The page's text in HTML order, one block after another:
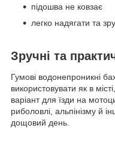
підошва не ковзає
легко надягати та
Зручні та
Гумові водонепроникні
використовувати як в
варіант для їзди на
риболовлі, альпінізму й
дощовий день.